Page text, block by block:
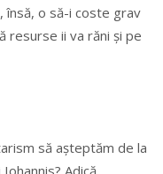
însă, o să-i coste grav
resurse ii va răni și pe
să așteptăm de la